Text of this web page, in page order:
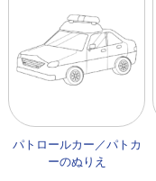
パトロールカー／パトカ
ーのぬりえ